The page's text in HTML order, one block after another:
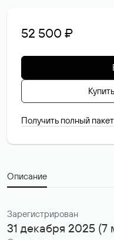
52 500 ₽
Получить полный
Описание
Зарегистрирован
31 декабря 2025 (7